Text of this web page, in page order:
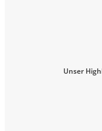
Unser